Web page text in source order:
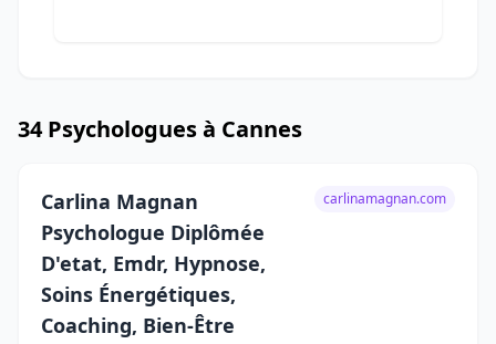
34 Psychologues à Cannes
Carlina Magnan
Psychologue Diplômée
D'etat, Emdr, Hypnose,
Soins Énergétiques,
Coaching, Bien-Être
carlinamagnan.com